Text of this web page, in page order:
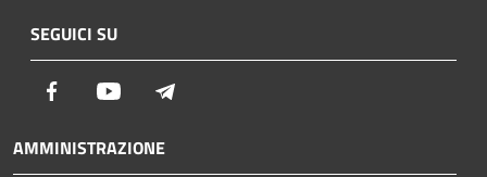
SEGUICI SU
Facebook Youtube
AMMINISTRAZIONE